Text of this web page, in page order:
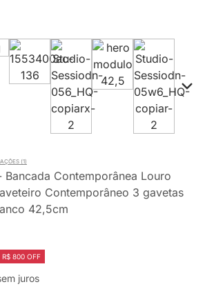
Contemporânea Louro
Contemporâneo 3 gavetas
42,5cm
(1)
R$ 800 OFF
juros